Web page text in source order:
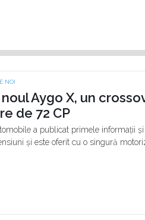
NOI
Aygo X, un
de 72 CP
a publicat primele informații
și este oferit cu o singură